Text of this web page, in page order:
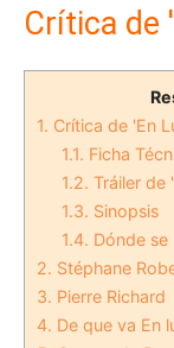
Crítica de
1. Crítica de 'En
1.1. Ficha
1.2. Tráiler de
1.3. Sinopsis
1.4. Dónde se
2. Stéphane
3. Pierre Richard
4. De que va En